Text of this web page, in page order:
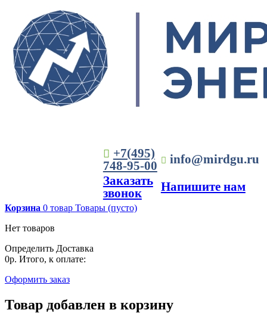
+7(495)
748-95-00
info@mirdgu.ru
Заказать
звонок
Напишите нам
Корзина 0 товар Товары (пусто)
Нет товаров
Определить Доставка
0р. Итого, к оплате:
Оформить заказ
Товар добавлен в корзину